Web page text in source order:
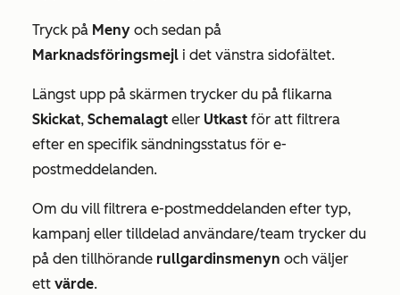
Tryck på Meny och sedan på
Marknadsföringsmejl i det vänstra sidofältet.
Längst upp på skärmen trycker du på flikarna
Skickat, Schemalagt eller Utkast för att filtrera
efter en specifik sändningsstatus för e-
postmeddelanden.
Om du vill filtrera e-postmeddelanden efter typ,
kampanj eller tilldelad användare/team trycker du
på den tillhörande rullgardinsmenyn och väljer
ett värde.